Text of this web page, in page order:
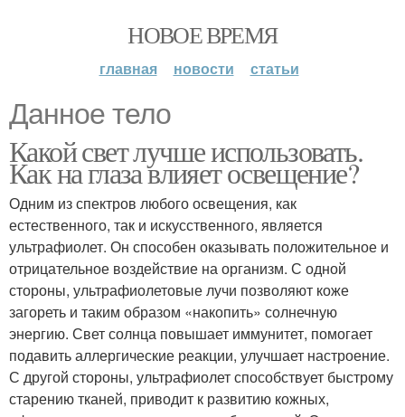
НОВОЕ ВРЕМЯ
главная новости статьи
Данное тело
Какой свет лучше использовать.
Как на глаза влияет освещение?
Одним из спектров любого освещения, как
естественного, так и искусственного, является
ультрафиолет. Он способен оказывать положительное и
отрицательное воздействие на организм. С одной
стороны, ультрафиолетовые лучи позволяют коже
загореть и таким образом «накопить» солнечную
энергию. Свет солнца повышает иммунитет, помогает
подавить аллергические реакции, улучшает настроение.
С другой стороны, ультрафиолет способствует быстрому
старению тканей, приводит к развитию кожных,